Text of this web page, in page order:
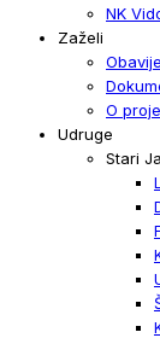
NK
Zaželi
O
Udruge
Stari